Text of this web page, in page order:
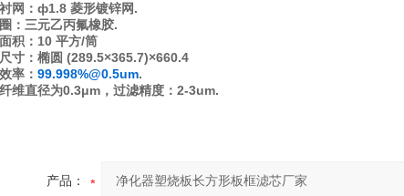
网：ф1.8 菱形镀锌网.
：三元乙丙氟橡胶.
积：10 平方/筒
寸：椭圆 (289.5×365.7)×660.4
率： 99.998%@0.5um.
维直径为0.3μm，过滤精度：2-3um.
产品：